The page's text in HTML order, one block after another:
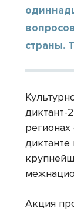
страны.
диктант-
Акция